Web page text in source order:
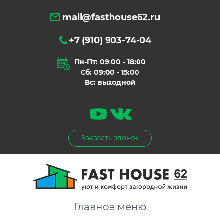
mail@fasthouse62.ru
+7 (910) 903-74-04
Пн-Пт: 09:00 - 18:00
Сб: 09:00 - 15:00
Вс: выходной
Заказать звонок
Главное меню